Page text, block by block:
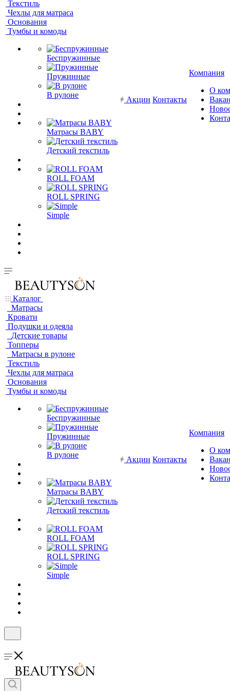
Текстиль
Чехлы для матраса
Основания
Тумбы и комоды
Беспружинные
Пружинные
В рулоне
Матрасы BABY
Детский текстиль
ROLL FOAM
ROLL SPRING
Simple
Акции Контакты
Компания
О
Каталог
Матрасы
Кровати
Подушки и одеяла
Детские товары
Топперы
Матрасы в рулоне
Текстиль
Чехлы для матраса
Основания
Тумбы и комоды
Беспружинные
Пружинные
В рулоне
Матрасы BABY
Детский текстиль
ROLL FOAM
ROLL SPRING
Simple
Акции Контакты
Компания
О